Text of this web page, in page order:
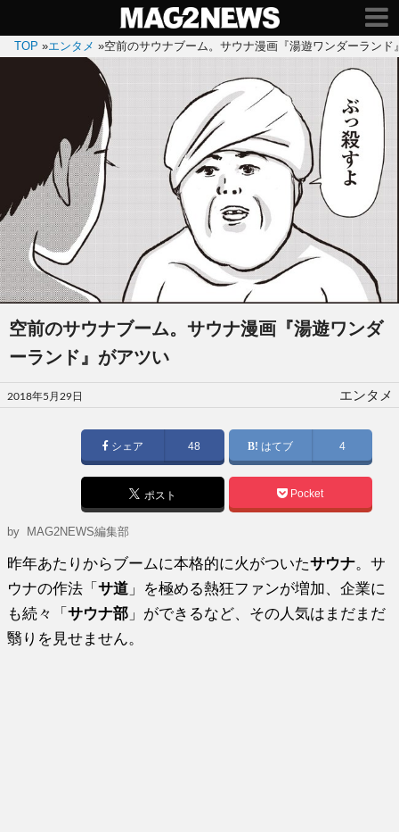
TOP »エンタメ »空前のサウナブーム。サウナ漫画『湯遊ワンダーランド
空前のサウナブーム。サウナ漫画『湯遊ワンダ
ーランド』がアツい
投
稿
2018年5月29日 エンタメ
シェア 48 はてブ 4
ポスト Pocket
by MAG2NEWS編集部
昨年あたりからブームに本格的に火がついたサウナ。サ
ウナの作法「サ道 」を極める熱狂ファンが増加、企業に
も続々「サウナ部 」ができるなど、その人気はまだまだ
翳りを見せません。